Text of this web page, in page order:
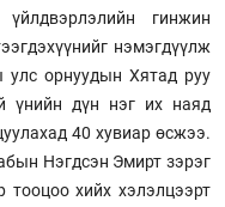
гинжин
нэмэгдүүлж
орнуудын Хятад руу
үнийн дүн нэг их наяд
40 хувиар өсжээ.
Нэгдсэн Эмирт зэрэг
хийх хэлэлцээрт